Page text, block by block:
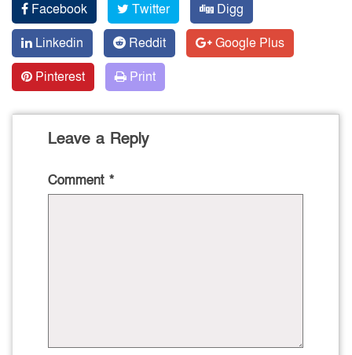
Facebook Twitter
Digg
Linkedin
Reddit
Google Plus
Pinterest
Print
Leave a Reply
Comment *